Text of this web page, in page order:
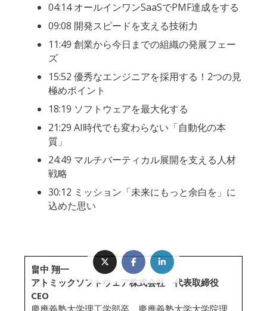
04:14 オールインワンSaaSでPMF達成をする
09:08 開発スピードを支える技術力
11:49 創業から今日までの組織の発展フェー
ズ
15:52 優秀なエンジニアを採用する！2つの見
極めポイント
18:19 ソフトウェアを最大化する
21:29 AI時代でも変わらない「自動化の本
質」
24:49 マルチバーティカル展開を支える人材
戦略
30:12 ミッション「未来にもっと余白を」に
込めた思い
畠中 翔一
アトミックソフトウェア株式会社 代表取締役
CEO
慶應義塾大学理工学部卒、慶應義塾大学大学院理